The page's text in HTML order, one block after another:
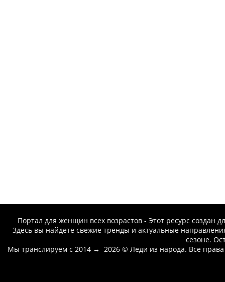
Портал для женщин всех возрастов - Этот ресурс создан
Здесь вы найдете свежие тренды и актуальные
сезоне.
Мы транслируем с 2014 → 2026 © Леди из народа. Все